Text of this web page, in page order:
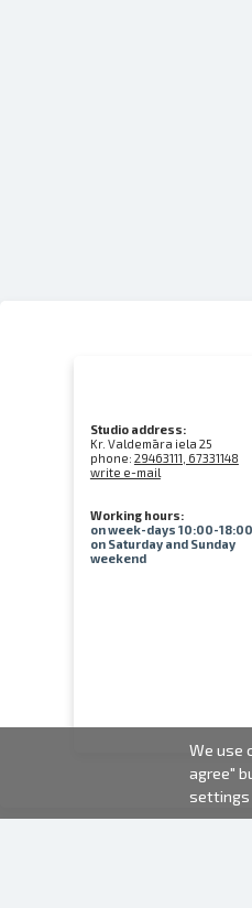
Studio address:
Kr. Valdemāra iela 25
phone: 29463111, 67331148
write e-mail
Working hours:
on week-days 10:00-18:00
on Saturday and Sunday
weekend
We use
agree"
settings